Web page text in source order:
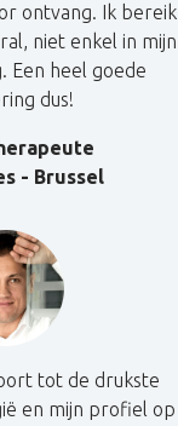
ontvang. Ik bereik
niet enkel in mijn
Een heel goede
dus!
- Brussel
tot de drukste
en mijn profiel op